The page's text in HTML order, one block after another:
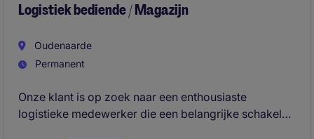
Logistiek bediende / Magazijn
Oudenaarde
Permanent
Onze klant is op zoek naar een enthousiaste
logistieke medewerker die een belangrijke schakel